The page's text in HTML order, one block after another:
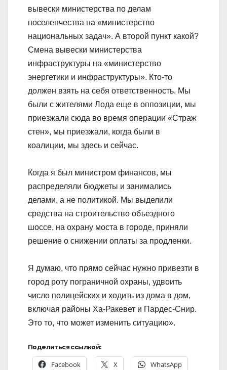
вывески министерства по делам
поселенчества на «министерство
национальных задач». А второй пункт какой?
Смена вывески министерства
инфраструктуры на «министерство
энергетики и инфраструктуры». Кто-то
должен взять на себя ответственность. Мы
были с жителями Лода еще в оппозиции, мы
приезжали сюда во время операции «Страж
стен», мы приезжали, когда были в
коалиции, мы здесь и сейчас.
Когда я был министром финансов, мы
распределяли бюджеты и занимались
делами, а не политикой. Мы выделили
средства на строительство объездного
шоссе, на охрану моста в городе, приняли
решение о снижении оплаты за продленки.
Я думаю, что прямо сейчас нужно привезти в
город роту пограничной охраны, удвоить
число полицейских и ходить из дома в дом,
включая районы Ха-Ракевет и Пардес-Снир.
Это то, что может изменить ситуацию».
Поделиться ссылкой:
Facebook X WhatsApp